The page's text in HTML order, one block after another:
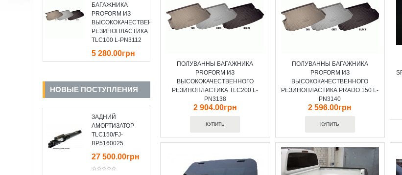
БАГАЖНИКА
PROFORM ИЗ
ВЫСОКОКАЧЕСТВЕННОГО
РЕЗИНОПЛАСТИКА
TLC100 L-PN3112
5 280.00грн
НОВЫЕ ПОСТУПЛЕНИЯ
ЗАДНИЙ
АМОРТИЗАТОР
TLC150/FJ-
BP5160025
27 500.00грн
ПОЛУВАННЫ БАГАЖНИКА
PROFORM ИЗ
ВЫСОКОКАЧЕСТВЕННОГО
РЕЗИНОПЛАСТИКА TLC200 L-
PN3138
2 904.00грн
ПОЛУВАННЫ БАГАЖНИКА
PROFORM ИЗ
ВЫСОКОКАЧЕСТВЕННОГО
РЕЗИНОПЛАСТИКА PRADO 150 L-
PN3140
2 596.00грн